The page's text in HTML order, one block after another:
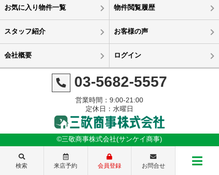
お気に入り物件一覧 物件閲覧履歴
スタッフ紹介 お客様の声
会社概要 ログイン
03-5682-5557
営業時間：9:00-21:00
定休日：水曜日
©三敬商事株式会社(サンケイ商事)
検索 来店予約 会員登録 お問合せ